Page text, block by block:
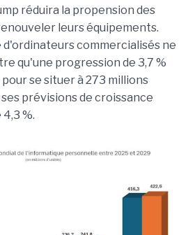
réduira la propension des
leurs équipements.
d'ordinateurs commercialisés ne
qu'une progression de 3,7 %
se situer à 273 millions
prévisions de croissance
%.